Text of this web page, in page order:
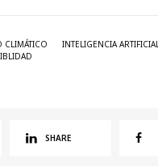
CLIMÁTICO
INTELIGENCIA ARTIFICIAL
SHARE